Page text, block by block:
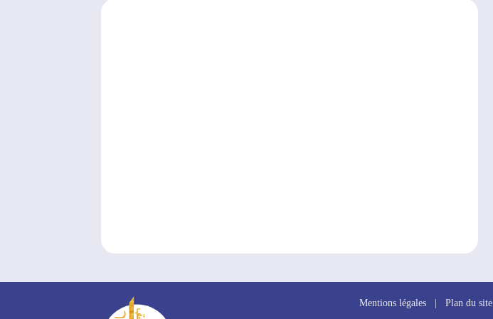
Mentions légales Plan du site